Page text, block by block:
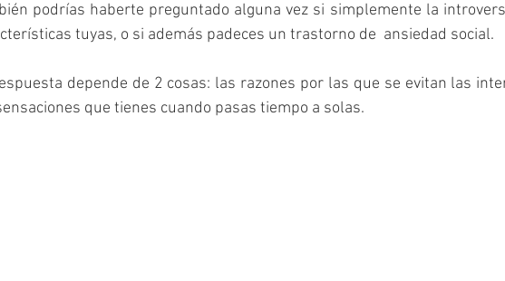
podrías haberte preguntado alguna vez si simplemente la
tuyas, o si además padeces un trastorno de  ansiedad social.
depende de 2 cosas: las razones por las que se evitan las
que tienes cuando pasas tiempo a solas.